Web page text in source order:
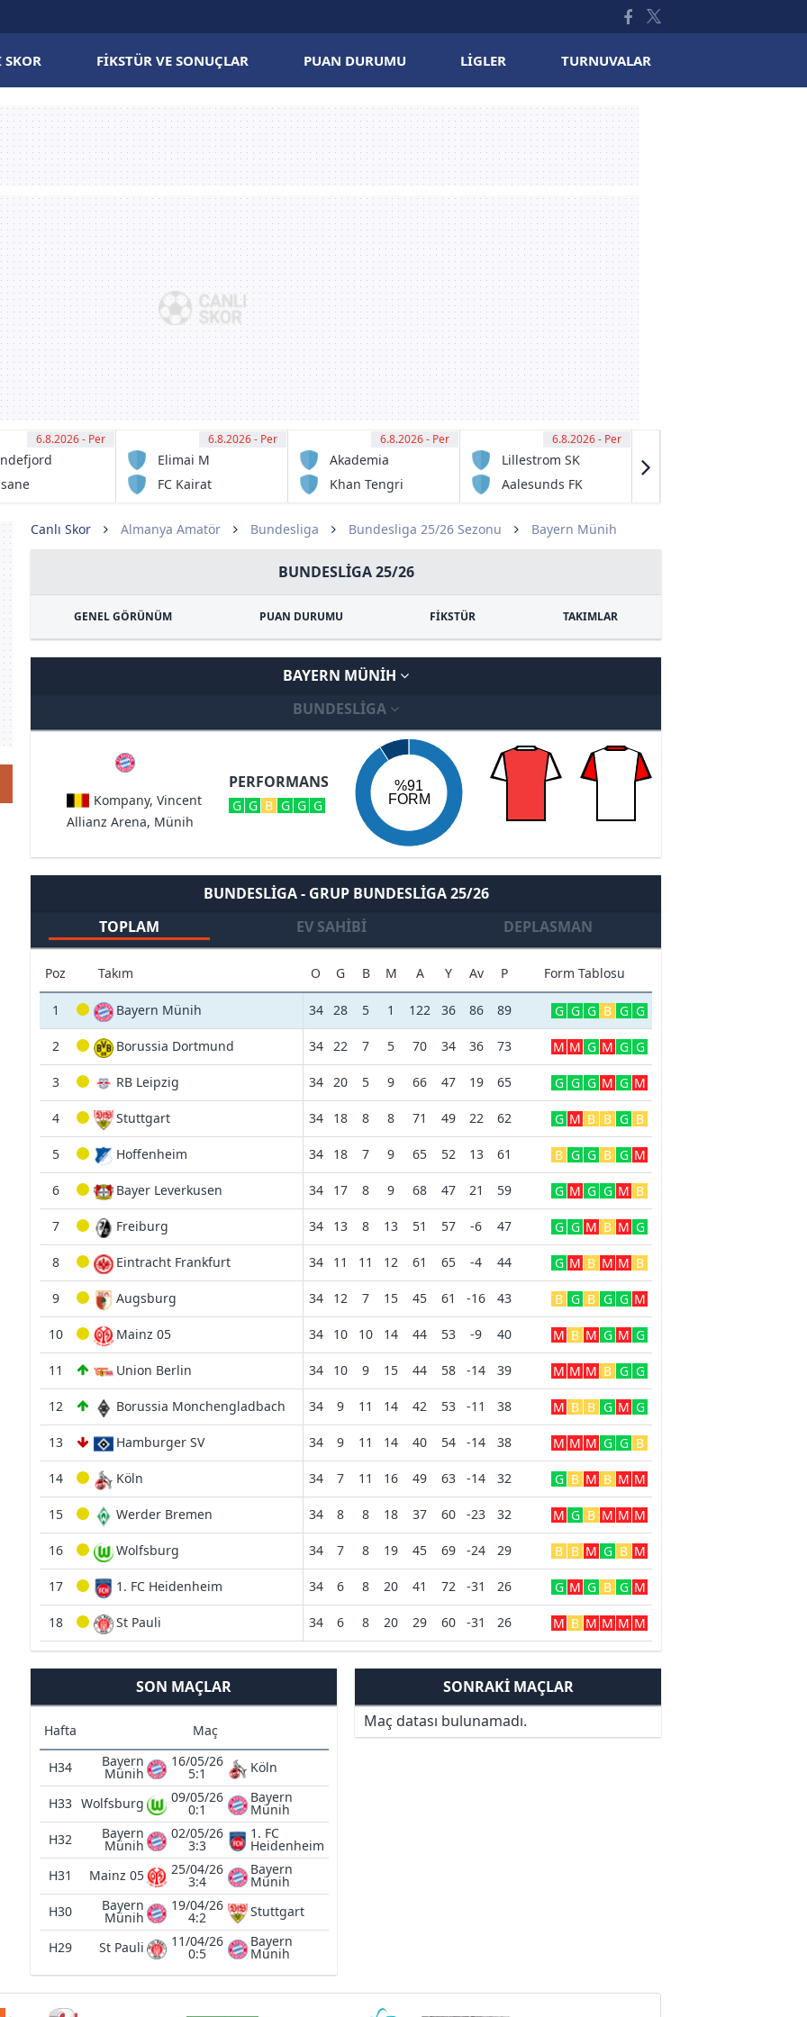
SKOR FIKSTÜR VE SONUÇLAR PUAN DURUMU LIGLER TURNUVALAR
15:00
6.8.2026 - Per 15:00
6.8.2026 - Per
Elimai M
FC Kairat
Reserve
15:00
6.8.2026 - Per
Akademia
Ontustyk
Khan Tengri
15:30
6.8.2026 - Per
Lillestrom SK
Aalesunds FK
Canlı Skor Almanya Amatör Bundesliga Bundesliga 25/26 Sezonu Bayern Münih
BUNDESLIGA 25/26
GENEL GÖRÜNÜM PUAN DURUMU FİKSTÜR TAKIMLAR
BAYERN MÜNIH
BUNDESLIGA
Kompany, Vincent
Allianz Arena, Münih
PERFORMANS
G G B G G G
%91
FORM
BUNDESLIGA - GRUP BUNDESLIGA 25/26
TOPLAM
EV SAHIBI DEPLASMAN
Poz Takım O G B M A Y Av P Form Tablosu
1 Bayern Münih 34 28 5 1 122 36 86 89 G G G B G G
2 Borussia Dortmund 34 22 7 5 70 34 36 73 M M G M G G
3 RB Leipzig 34 20 5 9 66 47 19 65 G G G M G M
4 Stuttgart 34 18 8 8 71 49 22 62 G M B B G B
5 Hoffenheim 34 18 7 9 65 52 13 61 B G G B G M
6 Bayer Leverkusen 34 17 8 9 68 47 21 59 G M G G M B
7 Freiburg 34 13 8 13 51 57 -6 47 G G M B M G
8 Eintracht Frankfurt 34 11 11 12 61 65 -4 44 G M B M M B
9 Augsburg 34 12 7 15 45 61 -16 43 B G B G G M
10 Mainz 05 34 10 10 14 44 53 -9 40 M B M G M G
11 Union Berlin 34 10 9 15 44 58 -14 39 M M M B G G
12 Borussia Monchengladbach 34 9 11 14 42 53 -11 38 M B B G M G
13 Hamburger SV 34 9 11 14 40 54 -14 38 M M M G G B
14 Köln 34 7 11 16 49 63 -14 32 G B M B M M
15 Werder Bremen 34 8 8 18 37 60 -23 32 M G B M M M
16 Wolfsburg 34 7 8 19 45 69 -24 29 B B M G B M
17 1. FC Heidenheim 34 6 8 20 41 72 -31 26 G M G B G M
18 St Pauli 34 6 8 20 29 60 -31 26 M B M M M M
SON MAÇLAR
Hafta Maç
H34 Bayern
Münih
16/05/26
5:1 Köln
H33 Wolfsburg 09/05/26
0:1
Bayern
Münih
H32
Bayern
Münih
02/05/26
3:3
1. FC
Heidenheim
H31
Mainz 05 25/04/26
3:4
Bayern
Münih
H30
Bayern
Münih
19/04/26
4:2 Stuttgart
H29 St Pauli 11/04/26
0:5
Bayern
Münih
SONRAKI MAÇLAR
Maç datası bulunamadı.